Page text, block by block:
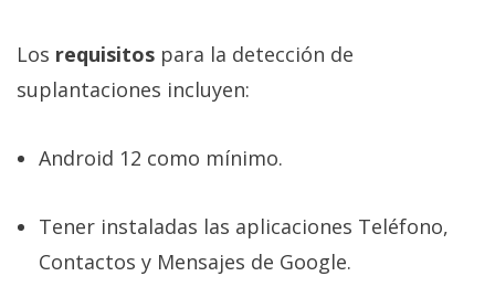
Los requisitos para la detección de
suplantaciones incluyen:
Android 12 como mínimo.
Tener instaladas las aplicaciones Teléfono,
Contactos y Mensajes de Google.